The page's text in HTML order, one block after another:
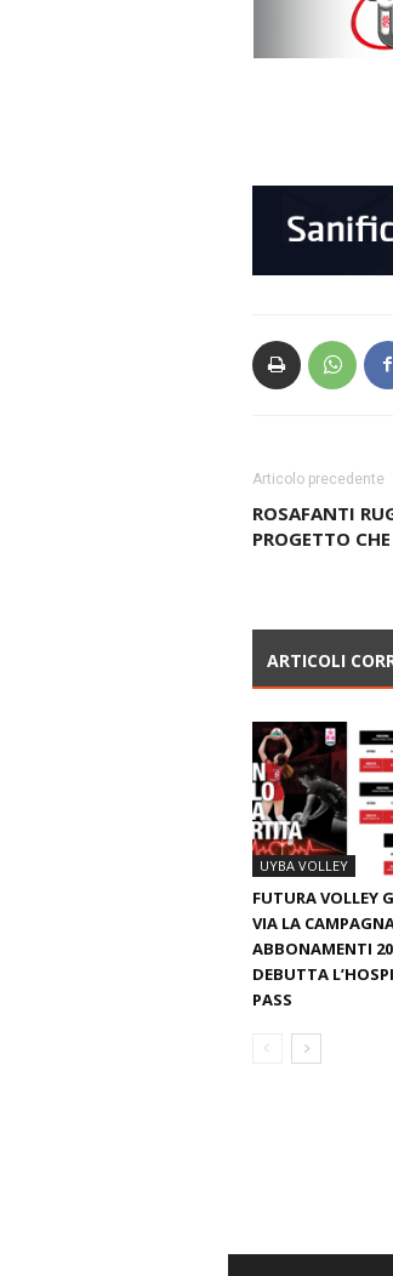
Articolo precedente
ROSAFANTI
PROGETTO
ARTICOLI
UYBA VOLLEY
FUTURA VOLLEY
VIA LA
ABBONAMENTI
DEBUTTA
PASS